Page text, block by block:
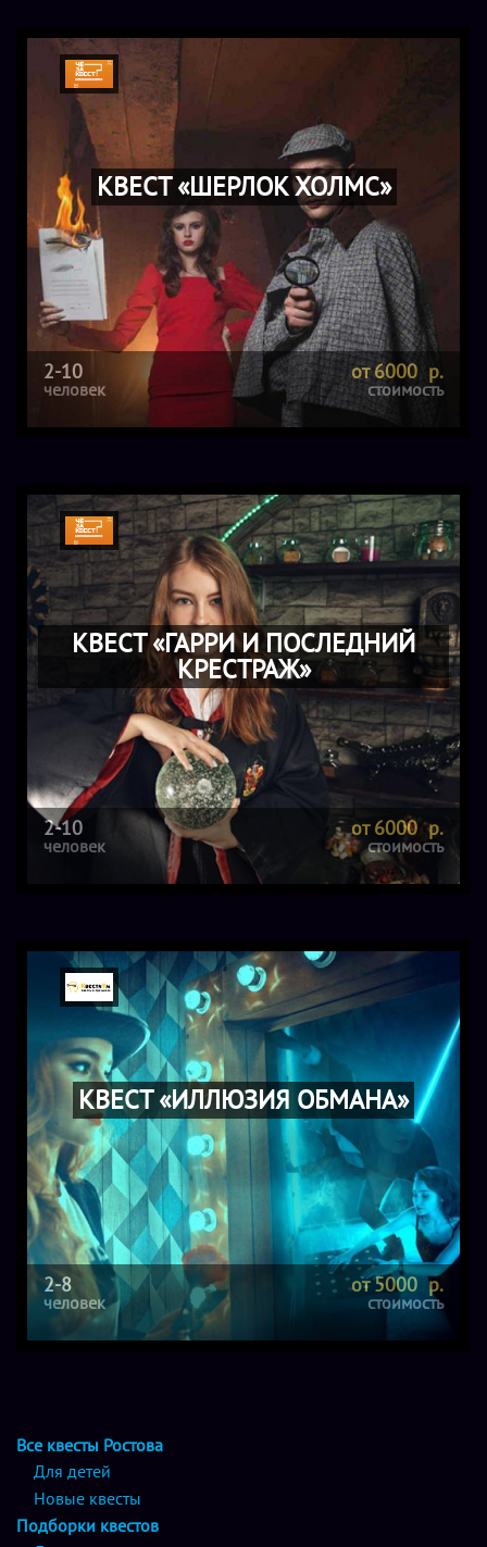
КВЕСТ «ШЕРЛОК ХОЛМС»
2-10
человек
от 6000 р.
стоимость
КВЕСТ «ГАРРИ И ПОСЛЕДНИЙ
КРЕСТРАЖ»
2-10
человек
от 6000 р.
стоимость
КВЕСТ «ИЛЛЮЗИЯ ОБМАНА»
2-8
человек
от 5000 р.
стоимость
Все квесты Ростова
Для детей
Новые квесты
Подборки квестов